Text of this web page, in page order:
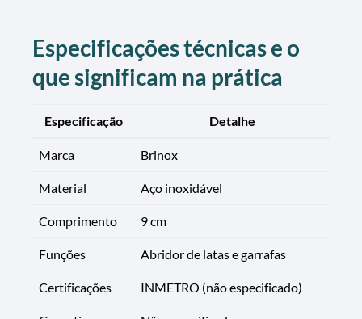
Especificações técnicas e o
que significam na prática
Especificação Detalhe
Marca Brinox
Material Aço inoxidável
Comprimento 9 cm
Funções Abridor de latas e garrafas
Certificações INMETRO (não especificado)